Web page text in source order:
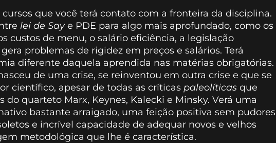
que você terá contato com a fronteira da disciplina.
lei de Saye PDE para algo mais aprofundado, como os
custos de menu, o salário eficiência, a legislação
problemas de rigidez em preços e salários. Terá
diferente daquela aprendida nas matérias obrigatórias.
de uma crise, se reinventou em outra crise e que se
científico, apesar de todas as críticas paleolíticas que
do quarteto Marx, Keynes, Kalecki e Minsky. Verá uma
bastante arraigado, uma feição positiva sem pudores
e incrível capacidade de adequar novos e velhos
metodológica que lhe é característica.